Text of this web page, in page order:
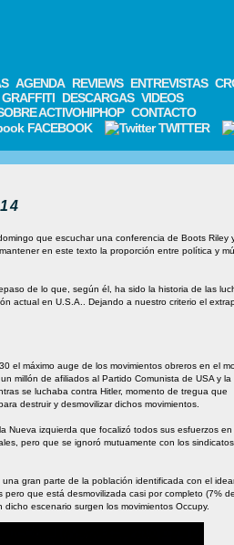
AGENDA REVIEWS ENTREVISTAS
GRAFFITI DESCARGAS VIDEOS
ACTIVOHIPHOP CONTACTO
FACEBOOK TWITTER
que escuchar una conferencia de Boots Riley
en este texto la proporción entre política y
de lo que, según él, ha sido la historia de las
actual en U.S.A.. Dejando a nuestro criterio el
el máximo auge de los movimientos obreros en el
millón de afiliados al Partido Comunista de USA y la
se luchaba contra Hitler, momento de tregua que
destruir y desmovilizar dichos movimientos.
Nueva izquierda que focalizó todos sus esfuerzos en
pero que se ignoró mutuamente con los sindicatos
gran parte de la población identificada con el
pero que está desmovilizada casi por completo (7% de
escenario surgen los movimientos Occupy.